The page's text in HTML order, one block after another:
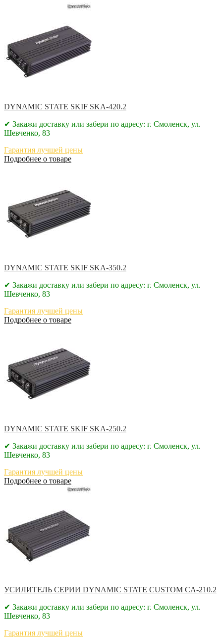
DYNAMIC STATE SKIF SKA-420.2
✔ Закажи доставку или забери по адресу: г. Смоленск, ул.
Шевченко, 83
Гарантия лучшей цены
Подробнее о товаре
DYNAMIC STATE SKIF SKA-350.2
✔ Закажи доставку или забери по адресу: г. Смоленск, ул.
Шевченко, 83
Гарантия лучшей цены
Подробнее о товаре
DYNAMIC STATE SKIF SKA-250.2
✔ Закажи доставку или забери по адресу: г. Смоленск, ул.
Шевченко, 83
Гарантия лучшей цены
Подробнее о товаре
УСИЛИТЕЛЬ СЕРИИ DYNAMIC STATE CUSTOM CA-210.2
✔ Закажи доставку или забери по адресу: г. Смоленск, ул.
Шевченко, 83
Гарантия лучшей цены